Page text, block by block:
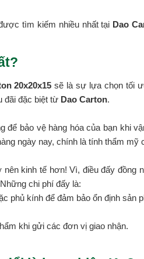
tìm kiếm nhiều nhất tại Dao
20x20x15 sẽ là sự lựa chọn tối
đãi đặc biệt từ Dao Carton.
để bảo vệ hàng hóa của bạn khi
ngày nay, chính là tính thẩm mỹ
kinh tế hơn! Vì, điều đấy đồng
chi phí đấy là:
phủ kính để đảm bảo ổn định sản
khi gửi các đơn vị giao nhận.